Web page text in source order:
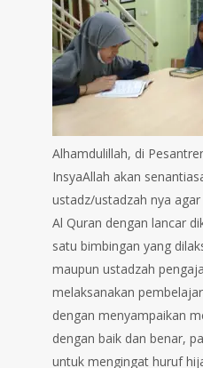
Alhamdulillah, di
InsyaAllah akan
ustadz/ustadzah nya
Al Quran dengan lancar
satu bimbingan yang
maupun ustadzah
melaksanakan
dengan menyampaikan
dengan baik dan benar,
untuk mengingat huruf